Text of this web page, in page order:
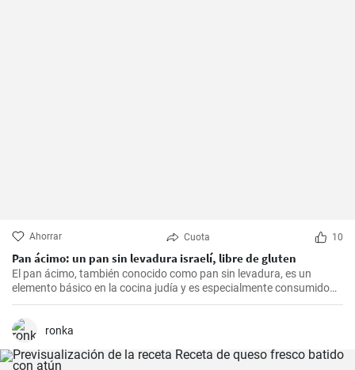
Ahorrar Cuota 10
Pan ácimo: un pan sin levadura israelí, libre de gluten
El pan ácimo, también conocido como pan sin levadura, es un
elemento básico en la cocina judía y es especialmente consumido
durante Pesaj. En esta receta, te mostraré cómo hacer tu propio
pan ácimo casero de manera sencilla y deliciosa.
ronka